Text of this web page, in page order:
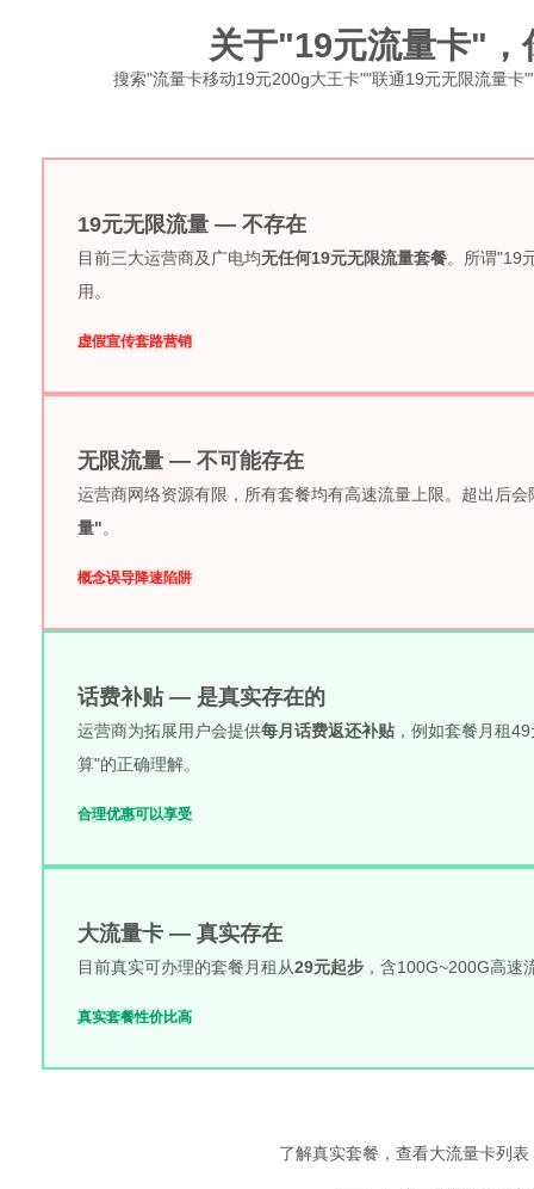
关于"19元流量卡"，
搜索"流量卡移动19元200g大王卡""联通19元无限流量
19元无限流量 — 不存在
目前三大运营商及广电均无任何19元无限流量套餐。所谓"19
用。
虚假宣传套路营销
无限流量 — 不可能存在
运营商网络资源有限，所有套餐均有高速流量上限。超出后
量"。
概念误导降速陷阱
话费补贴 — 是真实存在的
运营商为拓展用户会提供每月话费返还补贴 ，例如套餐月租
算"的正确理解。
合理优惠可以享受
大流量卡 — 真实存在
目前真实可办理的套餐月租从29元起步 ，含100G~200G高速
真实套餐性价比高
了解真实套餐，查看大流量卡列